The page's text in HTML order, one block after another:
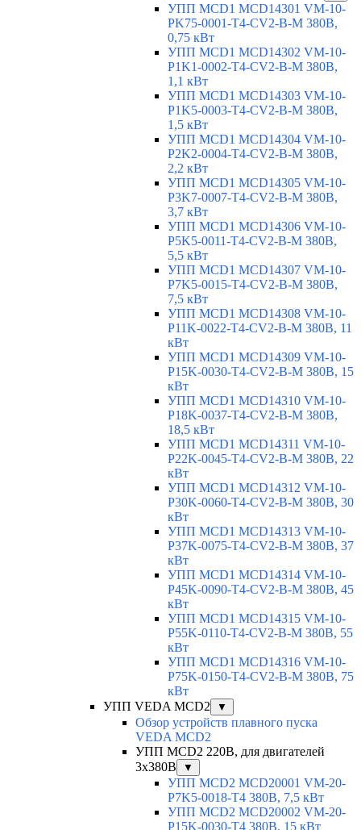
УПП MCD1 MCD14301 VM-10-
PK75-0001-T4-CV2-B-M 380В,
0,75 кВт
УПП MCD1 MCD14302 VM-10-
P1K1-0002-T4-CV2-B-M 380В,
1,1 кВт
УПП MCD1 MCD14303 VM-10-
P1K5-0003-T4-CV2-B-M 380В,
1,5 кВт
УПП MCD1 MCD14304 VM-10-
P2K2-0004-T4-CV2-B-M 380В,
2,2 кВт
УПП MCD1 MCD14305 VM-10-
P3K7-0007-T4-CV2-B-M 380В,
3,7 кВт
УПП MCD1 MCD14306 VM-10-
P5K5-0011-T4-CV2-B-M 380В,
5,5 кВт
УПП MCD1 MCD14307 VM-10-
P7K5-0015-T4-CV2-B-M 380В,
7,5 кВт
УПП MCD1 MCD14308 VM-10-
P11K-0022-T4-CV2-B-M 380В, 11
кВт
УПП MCD1 MCD14309 VM-10-
P15K-0030-T4-CV2-B-M 380В, 15
кВт
УПП MCD1 MCD14310 VM-10-
P18K-0037-T4-CV2-B-M 380В,
18,5 кВт
УПП MCD1 MCD14311 VM-10-
P22K-0045-T4-CV2-B-M 380В, 22
кВт
УПП MCD1 MCD14312 VM-10-
P30K-0060-T4-CV2-B-M 380В, 30
кВт
УПП MCD1 MCD14313 VM-10-
P37K-0075-T4-CV2-B-M 380В, 37
кВт
УПП MCD1 MCD14314 VM-10-
P45K-0090-T4-CV2-B-M 380В, 45
кВт
УПП MCD1 MCD14315 VM-10-
P55K-0110-T4-CV2-B-M 380В, 55
кВт
УПП MCD1 MCD14316 VM-10-
P75K-0150-T4-CV2-B-M 380В, 75
кВт
УПП VEDA MCD2
▼
Обзор устройств плавного пуска
VEDA MCD2
УПП MCD2 220В, для двигателей
3х380В
▼
УПП MCD2 MCD20001 VM-20-
P7K5-0018-T4 380В, 7,5 кВт
УПП MCD2 MCD20002 VM-20-
P15K-0030-T4 380В, 15 кВт